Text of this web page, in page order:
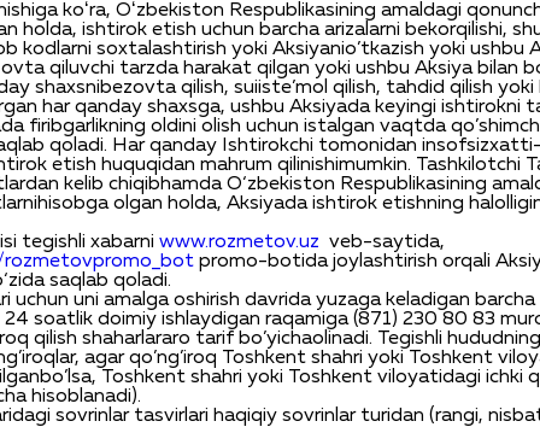
koʻra, Oʻzbekiston Respublikasining amaldagi
holda, ishtirok etish uchun barcha arizalarni bekorqilishi,
kodlarni soxtalashtirish yoki Aksiyanio’tkazish yoki ushbu
qiluvchi tarzdaharakat qil gan yoki ushbu Aksiya bilan
shaxsnibezovta qilish, suiiste’mol qilish, tahdid qilish yoki
har qanday shaxsga, ushbu Aksiyada keyingi ishtirokni
firibgarlikning oldini olish uchun istalgan vaqtda
qoladi. Harqanday Ishtirokchi tomonidan insofsizxatti-
etish huquqidan mahrum qilinishimumkin. Tashkilotchi
kelib chiqibhamda O‘zbekiston Respublikasining
hisobga olgan holda, Aksiyada ishtirok etishning
tegishli xabarni www.rozmetov.uz veb-saytida,
promo-botida joylashtirish orqali
saqlab qoladi.
uchun uni amalga oshirish davrida yuzaga keladigan barcha
24 soatlik doimiy ishlaydigan raqamiga(871) 230 80 83
qilish shaharlararo tarif bo’yichaolinadi. Tegishli hududning
, agarqo’ng’iroq Toshkent shahri yoki Toshkent
bo’lsa, Toshkent shahri yoki Toshkent viloyatidagi ichki
hisoblanadi).
sovrinlar tasvirlari haqiqiy sovrinlar turidan (rangi,